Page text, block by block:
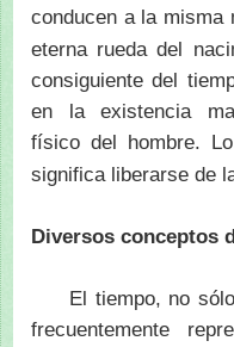
conducen a la
eterna rueda del
consiguiente del
en la existencia
físico del hombre.
significa liberarse de
Diversos conceptos
El tiempo, no sólo
frecuentemente